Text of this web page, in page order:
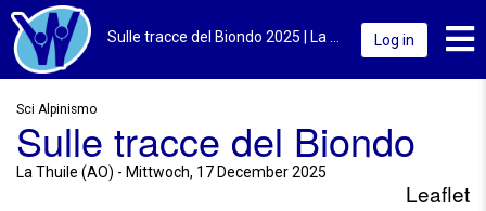
Log in
Sci Alpinismo
Sulle tracce del Biondo
La Thuile (AO) - Mittwoch, 17 December 2025
Leaflet